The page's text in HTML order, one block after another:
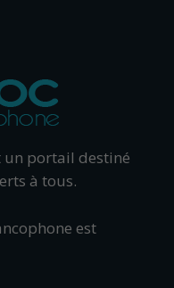
un portail destiné
à tous.
est